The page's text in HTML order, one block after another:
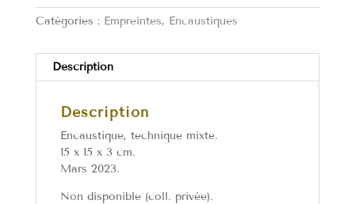
Catégories : Empreintes, Encaustiques
Description
Description
Encaustique, technique mixte.
15 x 15 x 3 cm.
Mars 2023.
Non disponible (coll. privée).